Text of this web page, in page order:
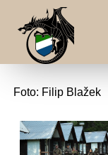
Foto: Filip Blažek